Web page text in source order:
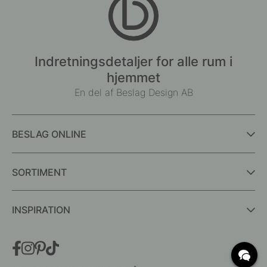
Indretningsdetaljer for alle rum i
hjemmet
En del af Beslag Design AB
BESLAG ONLINE
SORTIMENT
INSPIRATION